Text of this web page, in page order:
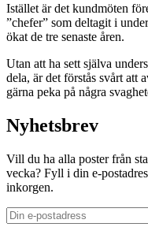
Istället är det kundmöten
”chefer” som deltagit i
ökat de tre senaste åren.
Utan att ha sett själva
dela, är det förstås svårt att
gärna peka på några
Nyhetsbrev
Vill du ha alla poster från
vecka? Fyll i din e-
inkorgen.